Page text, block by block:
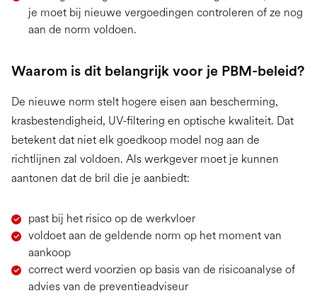
je moet bij nieuwe vergoedingen controleren of ze nog
aan de norm voldoen.
Waarom is dit belangrijk voor je PBM-beleid?
De nieuwe norm stelt hogere eisen aan bescherming,
krasbestendigheid, UV-filtering en optische kwaliteit. Dat
betekent dat niet elk goedkoop model nog aan de
richtlijnen zal voldoen. Als werkgever moet je kunnen
aantonen dat de bril die je aanbiedt:
past bij het risico op de werkvloer
voldoet aan de geldende norm op het moment van
aankoop
correct werd voorzien op basis van de risicoanalyse of
advies van de preventieadviseur